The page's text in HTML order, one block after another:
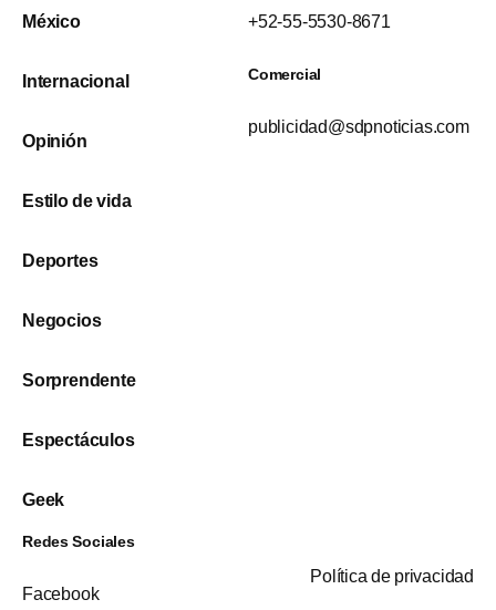
México
Internacional
Opinión
Estilo de vida
Deportes
Negocios
Sorprendente
Espectáculos
Geek
+52-55-5530-8671
Comercial
publicidad@sdpnoticias.com
Redes Sociales
Facebook
Política de privacidad